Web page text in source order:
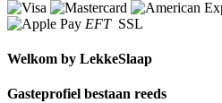
EFT SSL
Welkom by LekkeSlaap
Gasteprofiel bestaan ​​reeds